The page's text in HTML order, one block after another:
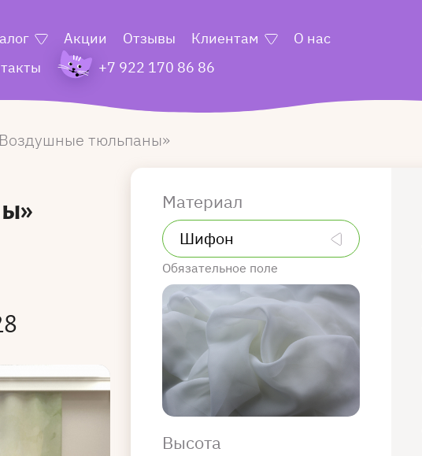
Акции Отзывы Клиентам
О нас
+7 922 170 86 86
Воздушные тюльпаны
Материал
Обязательное поле
Высота